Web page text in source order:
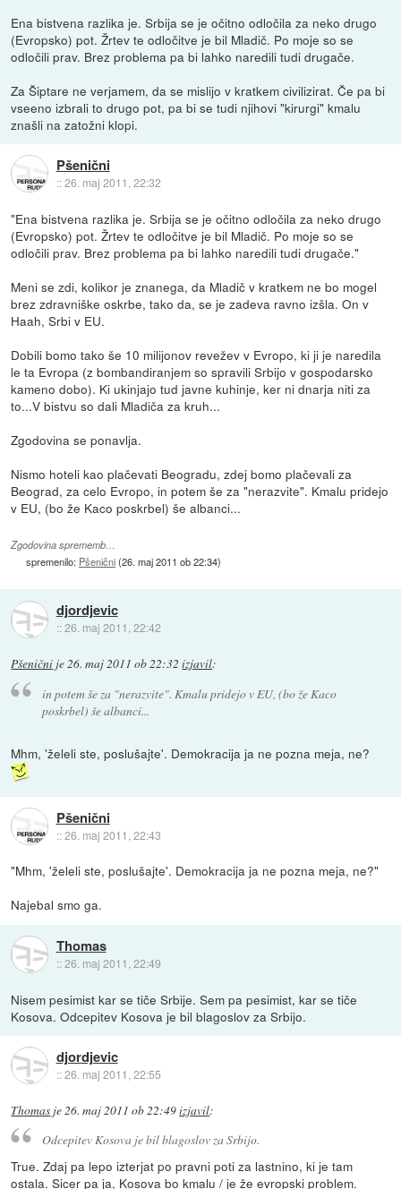
Ena bistvena razlika je. Srbija se je očitno odločila za neko drugo
(Evropsko) pot. Žrtev te odločitve je bil Mladič. Po moje so se
odločili prav. Brez problema pa bi lahko naredili tudi drugače.
Za Šiptare ne verjamem, da se mislijo v kratkem civilizirat. Če pa bi
vseeno izbrali to drugo pot, pa bi se tudi njihovi "kirurgi" kmalu
znašli na zatožni klopi.
Pšenični
::26. maj 2011, 22:32
"Ena bistvena razlika je. Srbija se je očitno odločila za neko drugo
(Evropsko) pot. Žrtev te odločitve je bil Mladič. Po moje so se
odločili prav. Brez problema pa bi lahko naredili tudi drugače."
Meni se zdi, kolikor je znanega, da Mladič v kratkem ne bo mogel
brez zdravniške oskrbe, tako da, se je zadeva ravno izšla. On v
Haah, Srbi v EU.
Dobili bomo tako še 10 milijonov revežev v Evropo, ki ji je naredila
le ta Evropa (z bombandiranjem so spravili Srbijo v gospodarsko
kameno dobo). Ki ukinjajo tud javne kuhinje, ker ni dnarja niti za
to...V bistvu so dali Mladiča za kruh...
Zgodovina se ponavlja.
Nismo hoteli kao plačevati Beogradu, zdej bomo plačevali za
Beograd, za celo Evropo, in potem še za "nerazvite". Kmalu pridejo
v EU, (bo že Kaco poskrbel) še albanci...
Zgodovina sprememb…
spremenilo: Pšenični(26. maj 2011 ob 22:34)
djordjevic
::26. maj 2011, 22:42
Pšenični je26. maj 2011 ob 22:32 izjavil:
in potem še za "nerazvite". Kmalu pridejo v EU, (bo že Kaco
poskrbel) še albanci...
Mhm, 'želeli ste, poslušajte'. Demokracija ja ne pozna meja, ne?
Pšenični
::26. maj 2011, 22:43
"Mhm, 'želeli ste, poslušajte'. Demokracija ja ne pozna meja, ne?"
Najebal smo ga.
Thomas
::26. maj 2011, 22:49
Nisem pesimist kar se tiče Srbije. Sem pa pesimist, kar se tiče
Kosova. Odcepitev Kosova je bil blagoslov za Srbijo.
djordjevic
::26. maj 2011, 22:55
Thomas je 26. maj 2011 ob 22:49izjavil:
Odcepitev Kosova je bil blagoslov za Srbijo.
True. Zdaj pa lepo izterjat po pravni poti za lastnino, ki je tam
ostala. Sicer pa ja, Kosova bo kmalu / je že evropski problem.